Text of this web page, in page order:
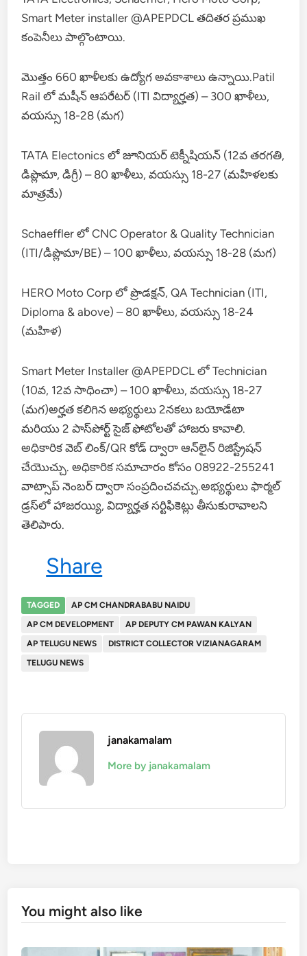
Smart Meter installer @APEPDCL తదితర ప్రముఖ
కంపెనీలు పాల్గొంటాయి.
మొత్తం 660 ఖాళీలకు ఉద్యోగ అవకాశాలు ఉన్నాయి.Patil
Rail లో మషీన్ ఆపరేటర్ (ITI విద్యార్హత) – 300 ఖాళీలు,
వయస్సు 18-28 (మగ)
TATA Electonics లో జూనియర్ టెక్నీషియన్ (12వ తరగతి,
డిప్లొమా, డిగ్రీ) – 80 ఖాళీలు, వయస్సు 18-27 (మహిళలకు
మాత్రమే)
Schaeffler లో CNC Operator & Quality Technician
(ITI/డిప్లొమా/BE) – 100 ఖాళీలు, వయస్సు 18-28 (మగ)
HERO Moto Corp లో ప్రొడక్షన్, QA Technician (ITI,
Diploma & above) – 80 ఖాళీలు, వయస్సు 18-24
(మహిళ)
Smart Meter Installer @APEPDCL లో Technician
(10వ, 12వ సాధించా) – 100 ఖాళీలు, వయస్సు 18-27
(మగ)అర్హత కలిగిన అభ్యర్థులు 2నకలు బయోడేటా
మరియు 2 పాస్‌పోర్ట్ సైజ్ ఫోటోలతో హాజరు కావాలి.
అధికారిక వెబ్ లింక్/QR కోడ్ ద్వారా ఆన్‌లైన్ రిజిస్ట్రేషన్
చేయొచ్చు. అధికారిక సమాచారం కోసం 08922-255241
వాట్సాప్ నెంబర్ ద్వారా సంప్రదించవచ్చు.అభ్యర్థులు ఫార్మల్
డ్రస్‌లో హాజరయ్యి, విద్యార్హత సర్టిఫికెట్లు తీసుకురావాలని
తెలిపారు.
Share
TAGGED
AP CM CHANDRABABU NAIDU
AP CM DEVELOPMENT
AP DEPUTY CM PAWAN KALYAN
AP TELUGU NEWS
DISTRICT COLLECTOR VIZIANAGARAM
TELUGU NEWS
janakamalam
More by janakamalam
You might also like